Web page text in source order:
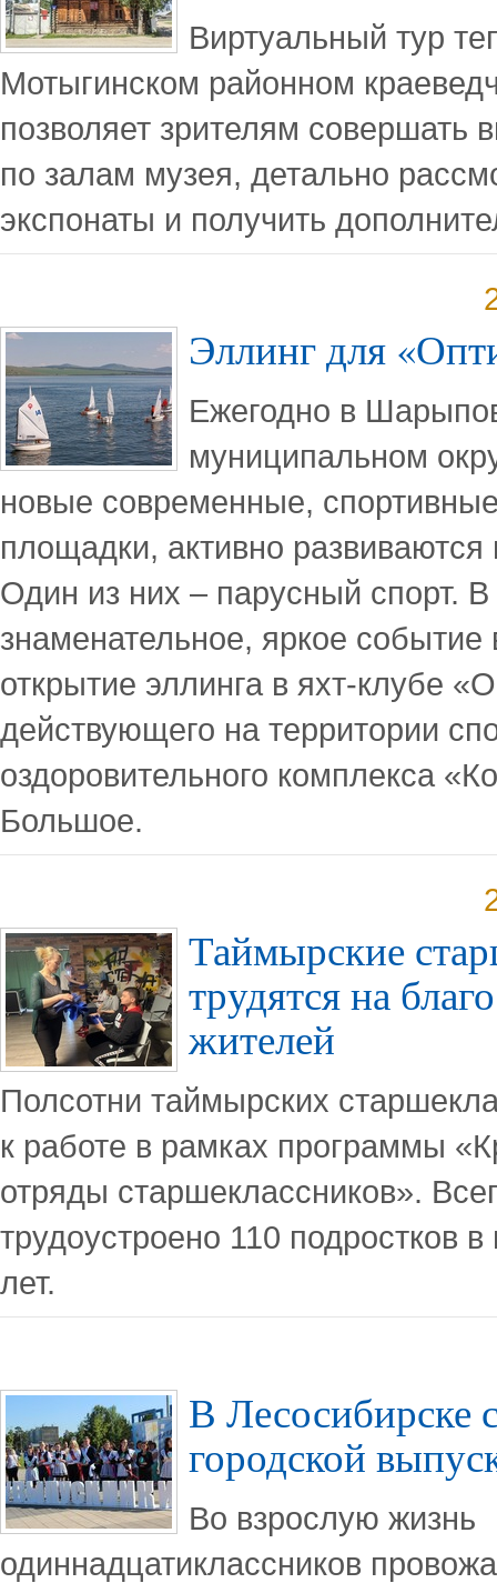
Виртуальный тур
Мотыгинском районном
позволяет зрителям совершать
по залам музея, детально
экспонаты и получить
Эллинг для
Ежегодно в
муниципальном
новые современные,
площадки, активно
Один из них – парусный спорт. В
знаменательное, яркое событие
открытие эллинга в яхт-клубе
действующего на территории
оздоровительного комплекса
Большое.
Таймырские
трудятся на
жителей
Полсотни таймырских
к работе в рамках программы
отряды старшеклассников».
трудоустроено 110 подростков
лет.
В Лесосибирске
городской
Во взрослую жизнь
одиннадцатиклассников